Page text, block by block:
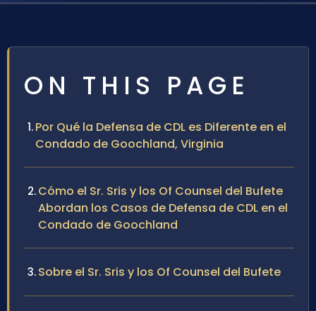
ON THIS PAGE
Por Qué la Defensa de CDL es Diferente en el
Condado de Goochland, Virginia
Cómo el Sr. Sris y los Of Counsel del Bufete
Abordan los Casos de Defensa de CDL en el
Condado de Goochland
Sobre el Sr. Sris y los Of Counsel del Bufete